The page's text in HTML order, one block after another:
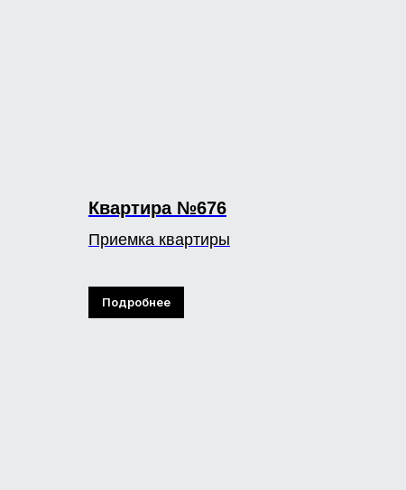
Квартира №676
Приемка квартиры
Подробнее